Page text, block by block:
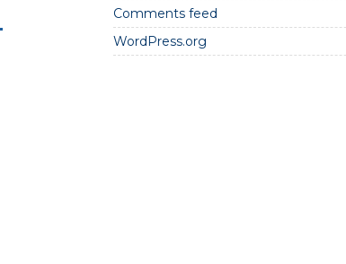
Comments feed
WordPress.org